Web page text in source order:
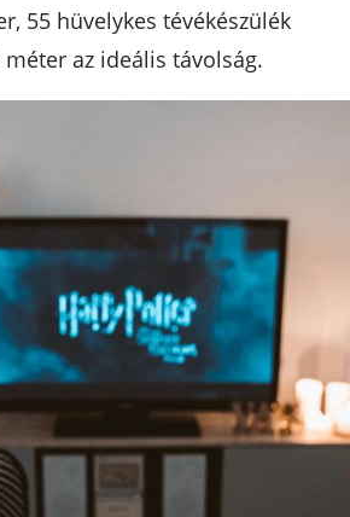
55 hüvelykes tévékészülék
az ideális távolság.